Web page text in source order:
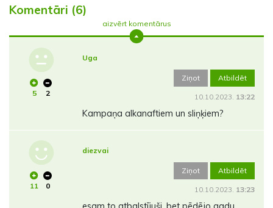
Komentāri (6)
aizvērt komentārus
5 2
Uga
Ziņot Atbildēt
10.10.2023. 13:22
Kampaņa alkanaftiem un sliņķiem?
11 0
diezvai
Ziņot Atbildēt
10.10.2023. 13:23